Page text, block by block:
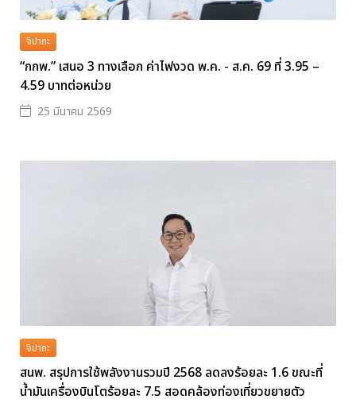
จิปาถะ
“กกพ.” เสนอ 3 ทางเลือก ค่าไฟงวด พ.ค. - ส.ค. 69 ที่ 3.95 –
4.59 บาทต่อหน่วย
25 มีนาคม 2569
จิปาถะ
สนพ. สรุปการใช้พลังงานรวมปี 2568 ลดลงร้อยละ 1.6 ขณะที่
น้ำมันเครื่องบินโตร้อยละ 7.5 สอดคล้องท่องเที่ยวขยายตัว